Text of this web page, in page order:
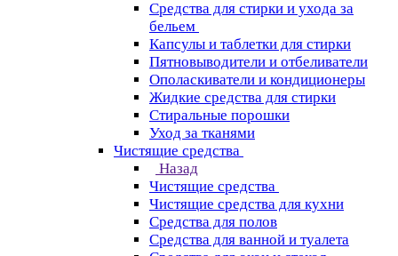
Средства для стирки и ухода за
бельем
Капсулы и таблетки для стирки
Пятновыводители и отбеливатели
Ополаскиватели и кондиционеры
Жидкие средства для стирки
Стиральные порошки
Уход за тканями
Чистящие средства
Назад
Чистящие средства
Чистящие средства для кухни
Средства для полов
Средства для ванной и туалета